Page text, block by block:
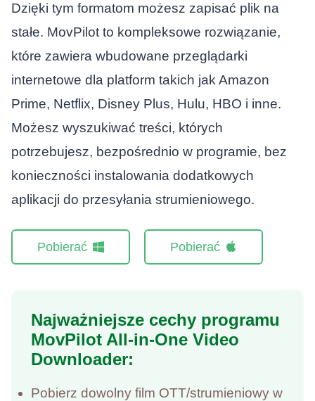
Dzięki tym formatom możesz zapisać plik na
stałe. MovPilot to kompleksowe rozwiązanie,
które zawiera wbudowane przeglądarki
internetowe dla platform takich jak Amazon
Prime, Netflix, Disney Plus, Hulu, HBO i inne.
Możesz wyszukiwać treści, których
potrzebujesz, bezpośrednio w programie, bez
konieczności instalowania dodatkowych
aplikacji do przesyłania strumieniowego.
Pobierać Pobierać
Najważniejsze cechy programu
MovPilot All-in-One Video
Downloader:
Pobierz dowolny film OTT/strumieniowy w